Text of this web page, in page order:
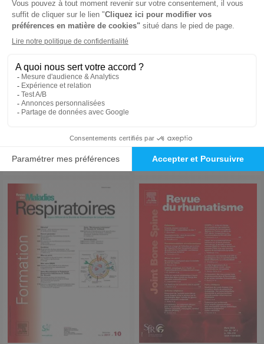
La Revue Sage-Femme
1 an
282 €
Ajouter au panier
Revue Du Podologue
Ajouter au panier